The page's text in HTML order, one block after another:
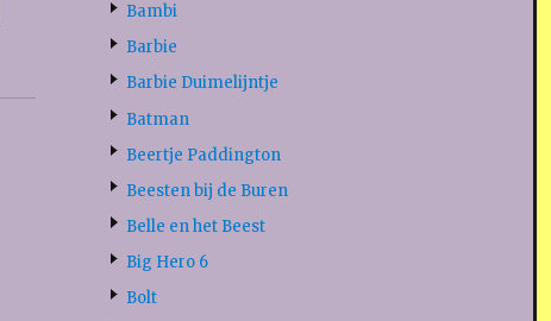
Bambi
Barbie
Barbie Duimelijntje
Batman
Beertje Paddington
Beesten bij de Buren
Belle en het Beest
Big Hero 6
Bolt